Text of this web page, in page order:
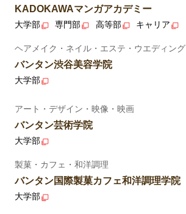
KADOKAWAマンガアカデミー
大学部 専門部 高等部 キャリア
ヘアメイク・ネイル・エステ・ウエディング
バンタン渋谷美容学院
大学部
アート・デザイン・映像・映画
バンタン芸術学院
大学部
製菓・カフェ・和洋調理
バンタン国際製菓カフェ和洋調理学院
大学部